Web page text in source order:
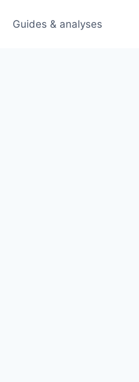
Guides & analyses